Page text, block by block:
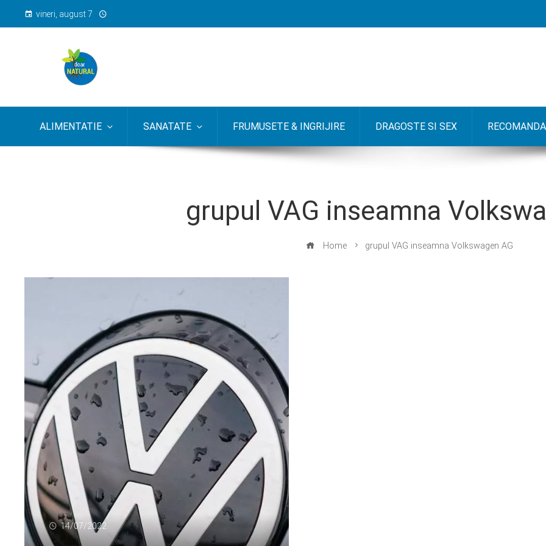
vineri, august 7
ALIMENTATIE SANATATE FRUMUSETE & INGRIJIRE DRAGOSTE SI SEX
grupul VAG inseamna
Home grupul VAG inseamna Volkswagen AG
14/07/2022